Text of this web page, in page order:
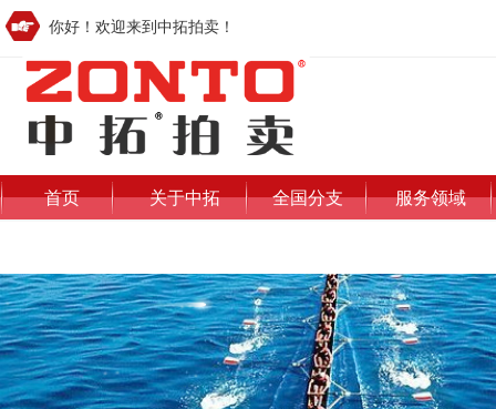
你好！欢迎来到中拓拍卖！
首页 关于中拓 全国分支 服务领域